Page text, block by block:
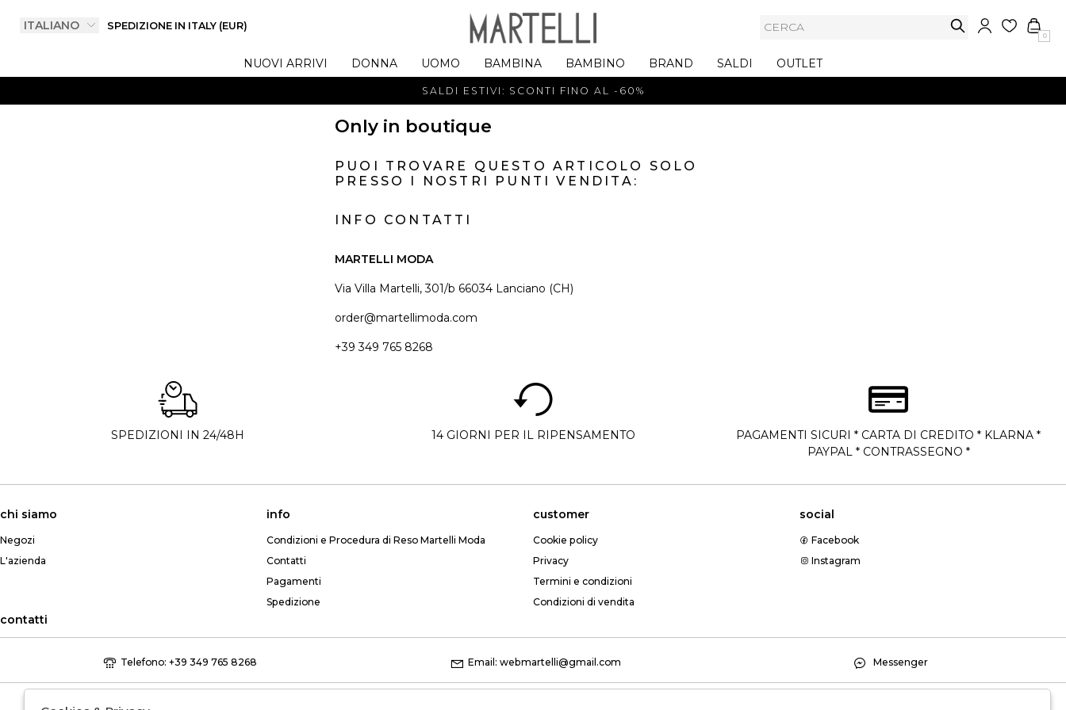
SPEDIZIONE IN ITALY (EUR)
0
NUOVI ARRIVI DONNA UOMO BAMBINA BAMBINO BRAND SALDI OUTLET
SALDI ESTIVI: SCONTI FINO AL -60%
Only in boutique
PUOI TROVARE QUESTO ARTICOLO SOLO
PRESSO I NOSTRI PUNTI VENDITA:
INFO CONTATTI
MARTELLI MODA
Via Villa Martelli, 301/b 66034 Lanciano (CH)
order@martellimoda.com
+39 349 765 8268
SPEDIZIONI IN 24/48H 14 GIORNI PER IL RIPENSAMENTO
PAGAMENTI SICURI * CARTA DI CREDITO * KLARNA *
PAYPAL * CONTRASSEGNO *
chi siamo
Negozi
L'azienda
info
Condizioni e Procedura di Reso Martelli Moda
Contatti
Pagamenti
Spedizione
customer
Cookie policy
Privacy
Termini e condizioni
Condizioni di vendita
social
Facebook
Instagram
contatti
Telefono: +39 349 765 8268 Email: webmartelli@gmail.com Messenger